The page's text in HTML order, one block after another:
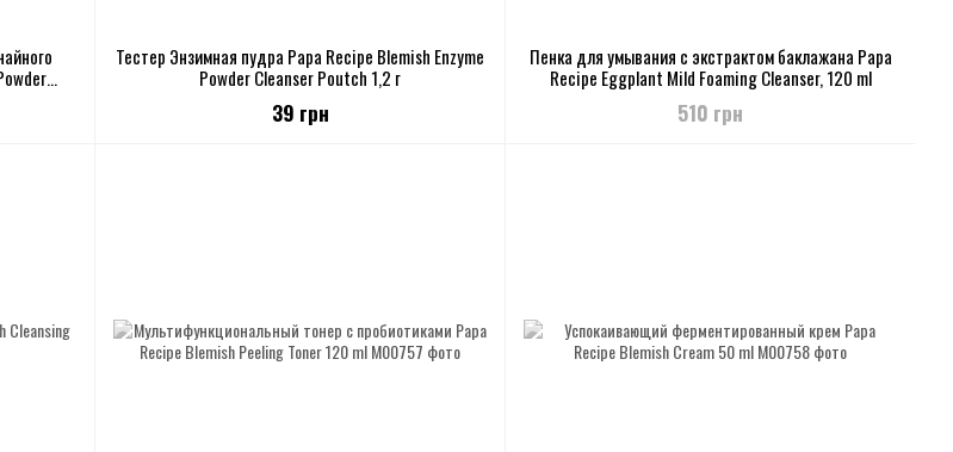
Тестер Энзимная пудра Papa Recipe Blemish Enzyme
Powder Cleanser Poutch 1,2 г
39 грн
Пенка для умывания с экстрактом баклажана Papa
Recipe Eggplant Mild Foaming Cleanser, 120 ml
510 грн